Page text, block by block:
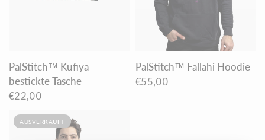
PalStitch™ Kufiya
bestickte Tasche
€22,00
PalStitch™ Fallahi Hoodie
€55,00
AUSVERKAUFT